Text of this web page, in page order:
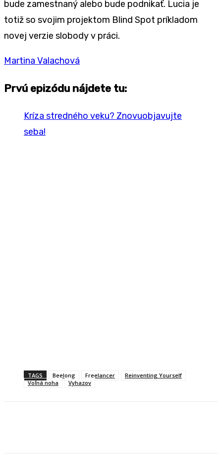
bude zamestnaný alebo bude podnikať. Lucia je
totiž so svojim projektom Blind Spot príkladom
novej verzie slobody v práci.
Martina Valachová
Prvú epizódu nájdete tu:
Kríza stredného veku? Znovuobjavujte
seba!
TAGS Beelong Freelancer
Reinventing Yourself
Voľná noha
Vyhazov